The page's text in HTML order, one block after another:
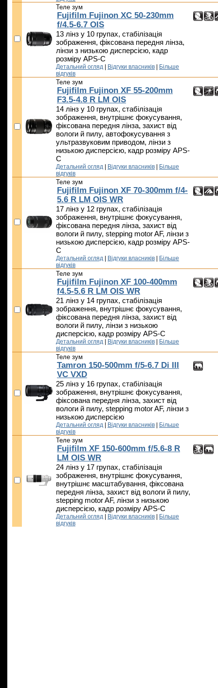
Теле зум
Fujifilm Fujinon XC 50-230mm
f/4.5-6.7 OIS
13 лінз у 10 групах, стабілізація
зображення, фіксована передня лінза,
лінзи з низькою дисперсією, кадр
розміру APS-C
Детальний огляд Відгуки власників
Більше
відгуків
Теле зум
Fujifilm Fujinon XF 55-200mm
F3.5-4.8 R LM OIS
14 лінз у 10 групах, стабілізація
зображення, внутрішнє фокусування,
фіксована передня лінза, захист від
вологи й пилу, автофокусування з
ультразвуковим приводом, лінзи з
низькою дисперсією, кадр розміру APS-
C
Детальний огляд Відгуки власників
Більше
відгуків
Теле зум
Fujifilm Fujinon XF 70-300mm f/4-
5.6 R LM OIS WR
17 лінз у 12 групах, стабілізація
зображення, внутрішнє фокусування,
фіксована передня лінза, захист від
вологи й пилу, stepping motor AF, лінзи з
низькою дисперсією, кадр розміру APS-
C
Детальний огляд Відгуки власників
Більше
відгуків
Теле зум
Fujifilm Fujinon XF 100-400mm
f4.5-5.6 R LM OIS WR
21 лінз у 14 групах, стабілізація
зображення, внутрішнє фокусування,
фіксована передня лінза, захист від
вологи й пилу, лінзи з низькою
дисперсією, кадр розміру APS-C
Детальний огляд Відгуки власників
Більше
відгуків
Теле зум
Tamron 150-500mm f/5-6.7 Di III
VC VXD
25 лінз у 16 групах, стабілізація
зображення, внутрішнє фокусування,
фіксована передня лінза, захист від
вологи й пилу, stepping motor AF, лінзи з
низькою дисперсією
Детальний огляд Відгуки власників
Більше
відгуків
Теле зум
Fujifilm XF 150-600mm f/5.6-8 R
LM OIS WR
24 лінз у 17 групах, стабілізація
зображення, внутрішнє фокусування,
внутрішнє масштабування, фіксована
передня лінза, захист від вологи й пилу,
stepping motor AF, лінзи з низькою
дисперсією, кадр розміру APS-C
Детальний огляд Відгуки власників
Більше
відгуків